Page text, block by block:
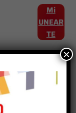
Mi
UNEAR
TE
×